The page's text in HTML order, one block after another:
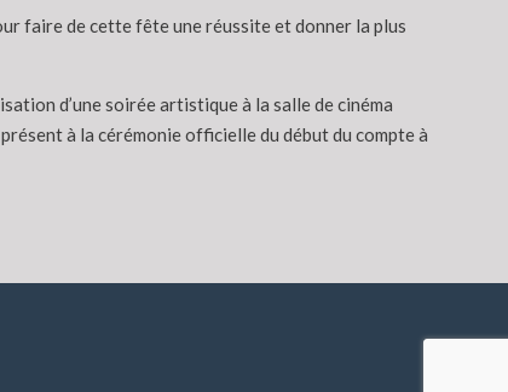
faire de cette fête une réussite et donner la plus
d’une soirée artistique à la salle de cinéma
à la cérémonie officielle du début du compte à